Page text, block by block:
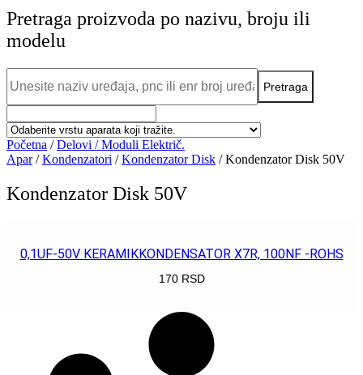
Pretraga proizvoda po nazivu, broju ili
modelu
Početna /Delovi / Moduli Električ.
Apar/Kondenzatori /Kondenzator Disk / Kondenzator Disk 50V
Kondenzator Disk 50V
0,1UF-50V KERAMIKKONDENSATOR X7R, 100NF -ROHS
170 RSD